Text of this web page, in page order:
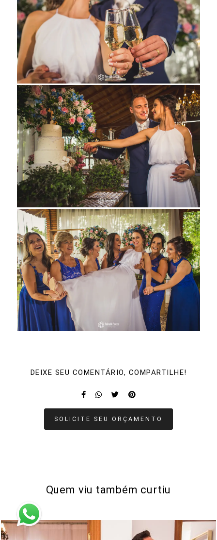
DEIXE SEU COMENTÁRIO, COMPARTILHE!
SOLICITE SEU ORÇAMENTO
Quem viu também curtiu